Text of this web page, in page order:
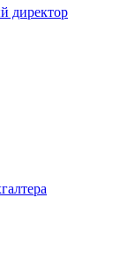
директор